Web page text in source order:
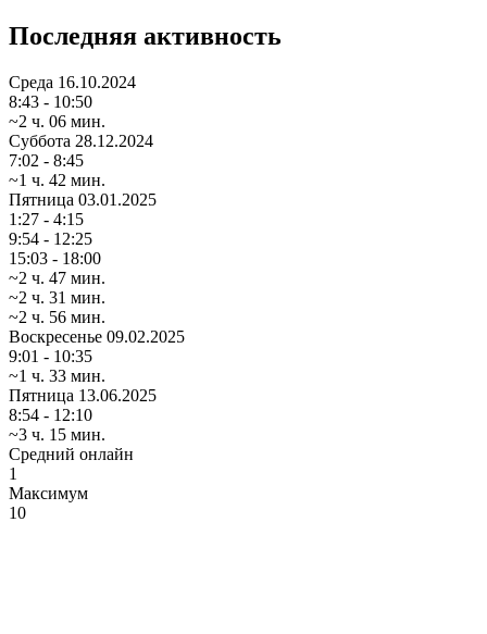
Последняя активность
Среда 16.10.2024
8:43 - 10:50
~2 ч. 06 мин.
Суббота 28.12.2024
7:02 - 8:45
~1 ч. 42 мин.
Пятница 03.01.2025
1:27 - 4:15
9:54 - 12:25
15:03 - 18:00
~2 ч. 47 мин.
~2 ч. 31 мин.
~2 ч. 56 мин.
Воскресенье 09.02.2025
9:01 - 10:35
~1 ч. 33 мин.
Пятница 13.06.2025
8:54 - 12:10
~3 ч. 15 мин.
Средний онлайн
1
Максимум
10